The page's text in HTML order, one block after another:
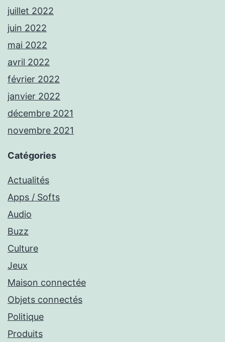
juillet 2022
juin 2022
mai 2022
avril 2022
février 2022
janvier 2022
décembre 2021
novembre 2021
Catégories
Actualités
Apps / Softs
Audio
Buzz
Culture
Jeux
Maison connectée
Objets connectés
Politique
Produits